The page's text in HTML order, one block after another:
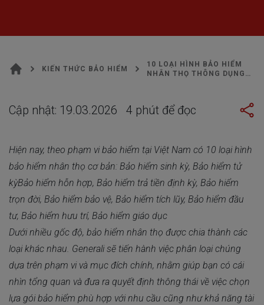
KIẾN THỨC BẢO HIỂM
10 LOẠI HÌNH BẢO HIỂM
NHÂN THỌ THÔNG DỤNG
Cập nhật: 19.03.2026 4 phút để đọc
Hiện nay, theo phạm vi bảo hiểm tại Việt Nam có 10 loại hình
bảo hiểm nhân thọ cơ bản: Bảo hiểm sinh kỳ, Bảo hiểm tử
kỳBảo hiểm hỗn hợp, Bảo hiểm trả tiền định kỳ, Bảo hiểm
trọn đời, Bảo hiểm bảo vệ, Bảo hiểm tích lũy, Bảo hiểm đầu
tư, Bảo hiểm hưu trí, Bảo hiểm giáo dục
Dưới nhiều gốc độ, bảo hiểm nhân thọ được chia thành các
loại khác nhau. Generali sẽ tiến hành việc phân loại chúng
dựa trên phạm vi và mục đích chính, nhằm giúp bạn có cái
nhìn tổng quan và đưa ra quyết định thông thái về việc chọn
lựa gói bảo hiểm phù hợp với nhu cầu cũng như khả năng tài